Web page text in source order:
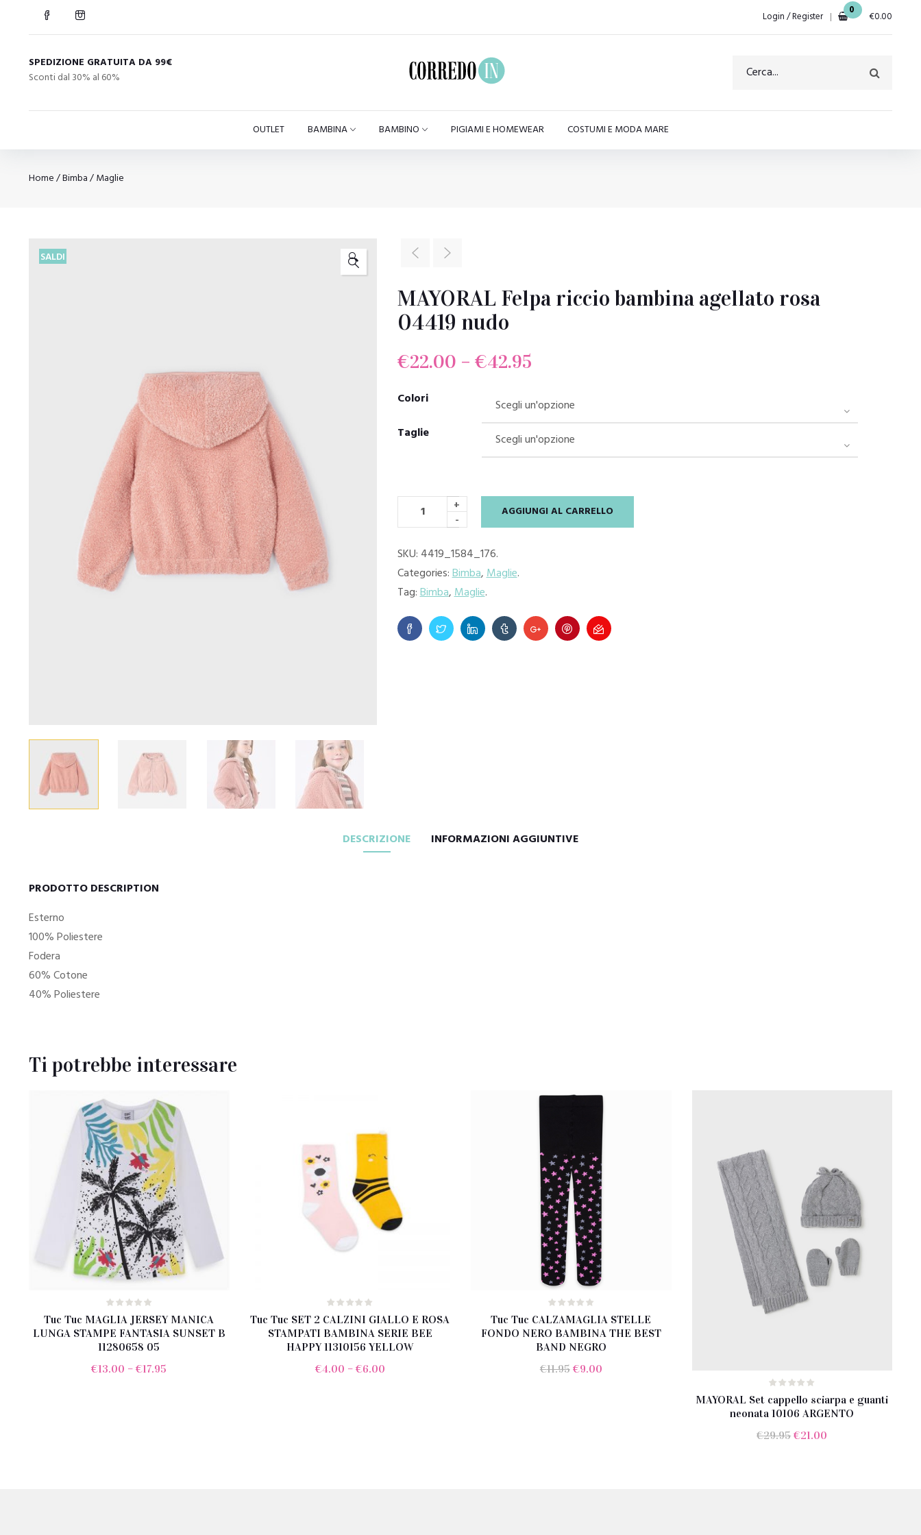
Login / Register 0 €0.00
SPEDIZIONE GRATUITA DA 99€
Sconti dal 30% al 60%
OUTLET BAMBINA BAMBINO PIGIAMI E HOMEWEAR COSTUMI E MODA MARE
Home/Bimba/Maglie
SALDI 🔍
MAYORAL Felpa riccio bambina agellato rosa
04419 nudo
€22.00 – €42.95
Colori
Taglie
+
-
AGGIUNGI AL CARRELLO
SKU: 4419_1584_176.
Categories:Bimba,Maglie.
Tag:Bimba,Maglie.
DESCRIZIONE INFORMAZIONI AGGIUNTIVE
PRODOTTO DESCRIPTION
Esterno
100% Poliestere
Fodera
60% Cotone
40% Poliestere
Ti potrebbe interessare
Tuc Tuc MAGLIA JERSEY MANICA
LUNGA STAMPE FANTASIA SUNSET B
11280658 05
€13.00 –€17.95
Tuc Tuc SET 2 CALZINI GIALLO E ROSA
STAMPATI BAMBINA SERIE BEE
HAPPY 11310156 YELLOW
€4.00 – €6.00
Tuc Tuc CALZAMAGLIA STELLE
FONDO NERO BAMBINA THE BEST
BAND NEGRO
€11.95 Il
€9.00Il
MAYORAL Set cappello sciarpa e guanti
neonata 10106 ARGENTO
€29.95 Il
€21.00